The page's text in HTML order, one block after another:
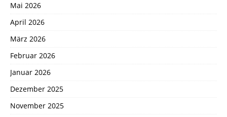
Mai 2026
April 2026
März 2026
Februar 2026
Januar 2026
Dezember 2025
November 2025